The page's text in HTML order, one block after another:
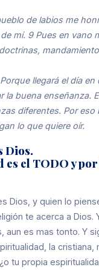
de labios me
mí. 9 Pues en vano
Porque llegará el día en
la buena enseñanza.
diferentes. Por eso
lo que quiere oír.
Dios.
el TODO y
Dios, y quien lo
te acerca a Dios.
aun es mas tonto. Y
la cristiana,
tu propia